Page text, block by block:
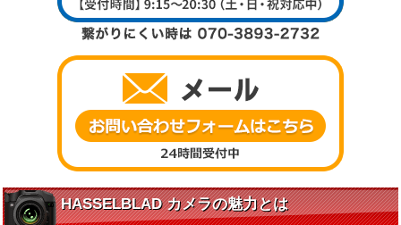
HASSELBLAD カメラの魅力とは